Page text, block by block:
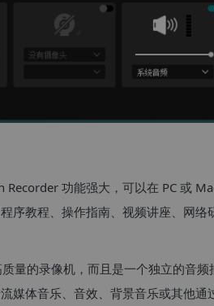
Recorder 功能强大，可以在 PC 或
序教程、操作指南、视频讲座、网
量的录像机，而且是一个独立的音
媒体音乐、音效、背景音乐或其他